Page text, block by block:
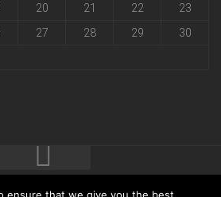
20 21 22
23
27 28 29
30